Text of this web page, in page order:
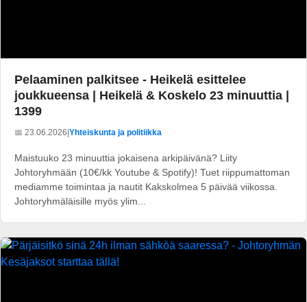
Pelaaminen palkitsee - Heikelä esittelee
joukkueensa | Heikelä & Koskelo 23 minuuttia |
1399
📅 23.06.2026 Yhteiskunta ja politiikka
Maistuuko 23 minuuttia jokaisena arkipäivänä? Liity
Johtoryhmään (10€/kk Youtube & Spotify)! Tuet riippumattoman
mediamme toimintaa ja nautit Kakskolmea 5 päivää viikossa.
Johtoryhmäläisille myös ylim...